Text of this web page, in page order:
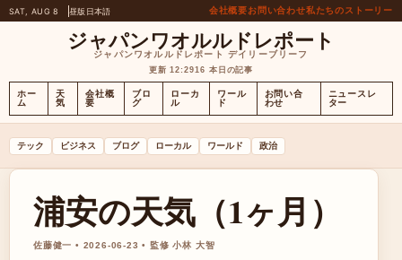
SAT, AUG 8 昼版 日本語 会社概要お問い合わせ私たちのストーリー
ジャパンワオルルドレポート
ジャパンワオルルドレポート デイリーブリーフ
更新 12:2916 本日の記事
ホー
ム
天
気
会社概
要
ブロ
グ
ローカ
ル
ワール
ド
お問い合
わせ
ニュースレ
ター
テック ビジネス ブログ ローカル ワールド 政治
浦安の天気（1ヶ月）
佐藤健一 • 2026-06-23 • 監修 小林 大智